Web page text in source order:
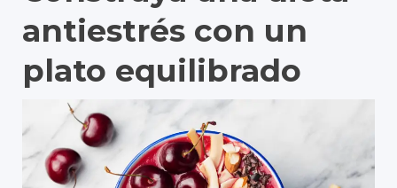
antiestrés con un
plato equilibrado